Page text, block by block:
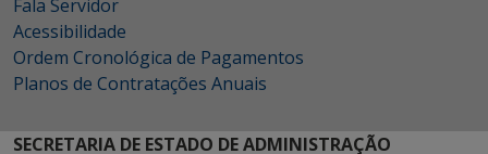
Fala Servidor
Acessibilidade
Ordem Cronológica de Pagamentos
Planos de Contratações Anuais
SECRETARIA DE ESTADO DE ADMINISTRAÇÃO